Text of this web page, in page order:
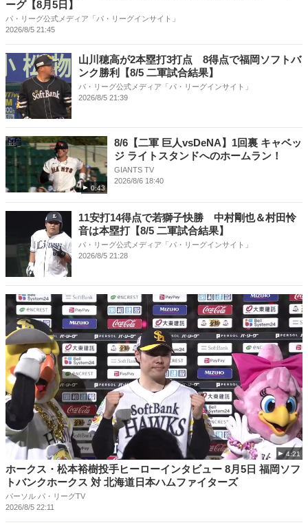
ーグ【8月5日】
パ・リーグ公式メディア「パ・リーグインサイト」
2026/8/5 21:45
山川穂高が2本塁打3打点 8得点で福岡ソフトバ
ンク勝利【8/5 二軍試合結果】
パ・リーグ公式メディア「パ・リーグインサイト」
2026/8/5 21:39
0:43
8/6【二軍 巨人vsDeNA】1回裏 キャベッ
ジ ライトスタンドへのホームラン！
GIANTS TV
2026/8/6 18:40
11安打14得点で若獅子快勝 中村剛也＆村田怜
音は本塁打【8/5 二軍試合結果】
パ・リーグ公式メディア「パ・リーグインサイト」
2026/8/5 21:28
4:21
ホークス・松本裕樹投手ヒーローインタビュー 8月5日 福岡ソフ
トバンクホークス 対 北海道日本ハムファイターズ
パーソル パ・リーグTV
2026/8/5 22:11